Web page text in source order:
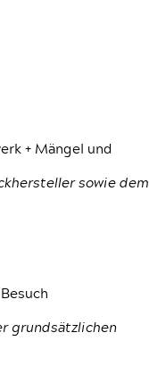
+ Mängel und
sowie dem
grundsätzlichen